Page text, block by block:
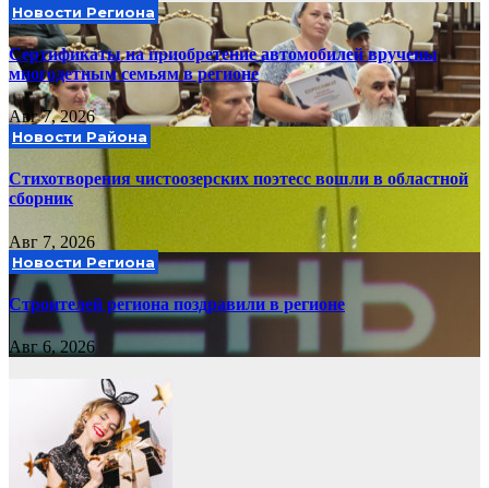
Новости Региона
Сертификаты на приобретение автомобилей вручены
многодетным семьям в регионе
Авг 7, 2026
Новости Района
Стихотворения чистоозерских поэтесс вошли в областной
сборник
Авг 7, 2026
Новости Региона
Строителей региона поздравили в регионе
Авг 6, 2026